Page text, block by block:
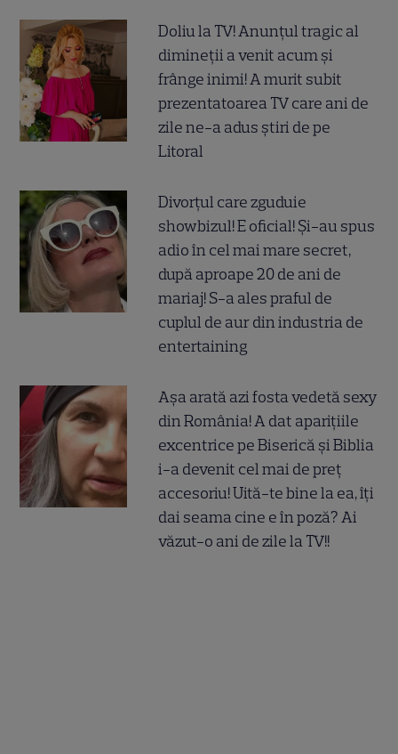
Doliu la TV! Anunțul tragic al
dimineții a venit acum și
frânge inimi! A murit subit
prezentatoarea TV care ani de
zile ne-a adus știri de pe
Litoral
Divorțul care zguduie
showbizul! E oficial! Și-au spus
adio în cel mai mare secret,
după aproape 20 de ani de
mariaj! S-a ales praful de
cuplul de aur din industria de
entertaining
Așa arată azi fosta vedetă sexy
din România! A dat aparițiile
excentrice pe Biserică și Biblia
i-a devenit cel mai de preț
accesoriu! Uită-te bine la ea, îți
dai seama cine e în poză? Ai
văzut-o ani de zile la TV!!